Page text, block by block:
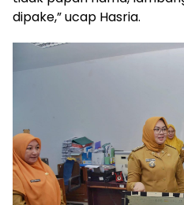
dipake,” ucap Hasria.